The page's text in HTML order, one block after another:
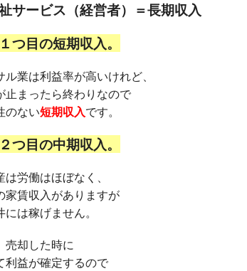
祉サービス（経営者）＝長期収入
つ目の短期収入。
ル業は利益率が高いけれど、
止まったら終わりなので
のない短期収入です。
つ目の中期収入。
は労働はほぼなく、
家賃収入がありますが
には稼げません。
売却した時に
利益が確定するので